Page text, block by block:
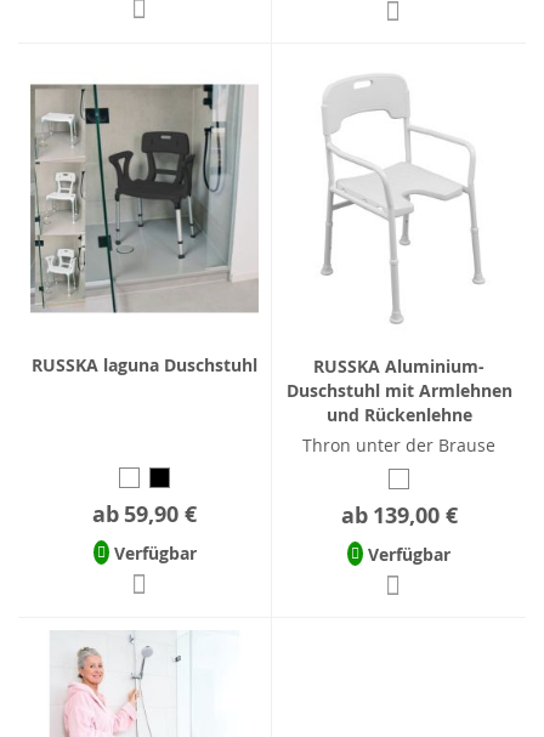
RUSSKA laguna Duschstuhl
ab 59,90 €
Verfügbar
RUSSKA Aluminium-
Duschstuhl mit Armlehnen
und Rückenlehne
Thron unter der Brause
ab 139,00 €
Verfügbar